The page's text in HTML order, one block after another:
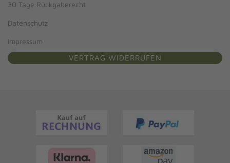
30 Tage Rückgaberecht
Datenschutz
Impressum
VERTRAG WIDERRUFEN